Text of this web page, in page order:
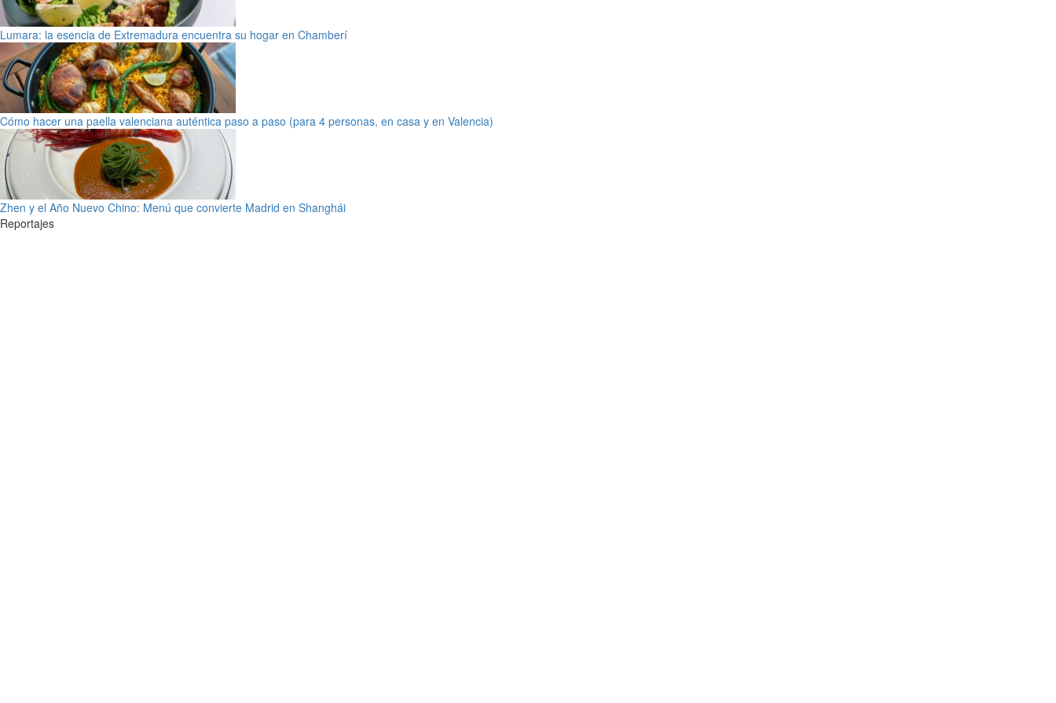
Lumara: la esencia de Extremadura encuentra su hogar en Chamberí
Cómo hacer una paella valenciana auténtica paso a paso (para 4 personas, en casa y en Valencia)
Zhen y el Año Nuevo Chino: Menú que convierte Madrid en Shanghái
Reportajes